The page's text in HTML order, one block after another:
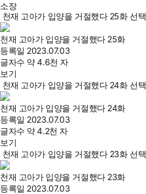
소장
천재 고아가 입양을 거절했다 25화 선택
천재 고아가 입양을 거절했다 25화
등록일 2023.07.03
글자수 약 4.6천 자
보기
천재 고아가 입양을 거절했다 24화 선택
천재 고아가 입양을 거절했다 24화
등록일 2023.07.03
글자수 약 4.2천 자
보기
천재 고아가 입양을 거절했다 23화 선택
천재 고아가 입양을 거절했다 23화
등록일 2023.07.03